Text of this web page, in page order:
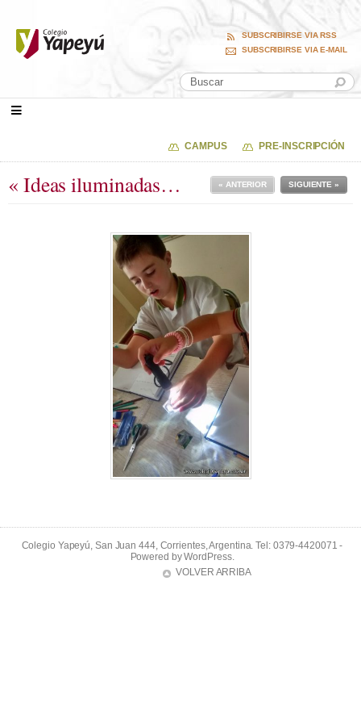
SUBSCRIBIRSE VIA RSS
SUBSCRIBIRSE VIA E-MAIL
CAMPUS PRE-INSCRIPCIÓN
« Ideas iluminadas… SIGUIENTE »
« ANTERIOR
Colegio Yapeyú, San Juan 444, Corrientes, Argentina. Tel: 0379-4420071 -
Powered byWordPress.
VOLVER ARRIBA